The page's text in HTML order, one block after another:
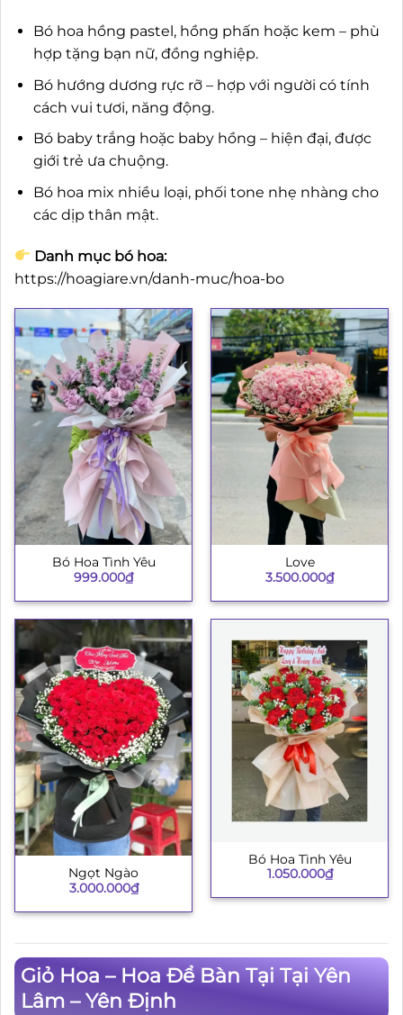
Bó hoa hồng pastel, hồng phấn hoặc kem – phù
hợp tặng bạn nữ, đồng nghiệp.
Bó hướng dương rực rỡ – hợp với người có tính
cách vui tươi, năng động.
Bó baby trắng hoặc baby hồng – hiện đại, được
giới trẻ ưa chuộng.
Bó hoa mix nhiều loại, phối tone nhẹ nhàng cho
các dịp thân mật.
Danh mục bó hoa:
https://hoagiare.vn/danh-muc/hoa-bo
Bó Hoa Tình Yêu
999.000₫
Love
3.500.000₫
Ngọt Ngào
3.000.000₫
Bó Hoa Tình Yêu
1.050.000₫
Giỏ Hoa – Hoa Để Bàn Tại Tại Yên
Lâm – Yên Định